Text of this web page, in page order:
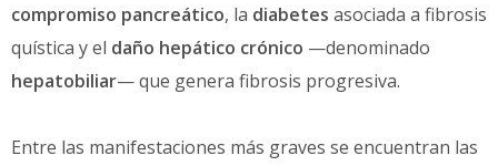
compromiso pancreático, la diabetes asociada a fibrosis
quística y el daño hepático crónico —denominado
hepatobiliar— que genera fibrosis progresiva.
Entre las manifestaciones más graves se encuentran las